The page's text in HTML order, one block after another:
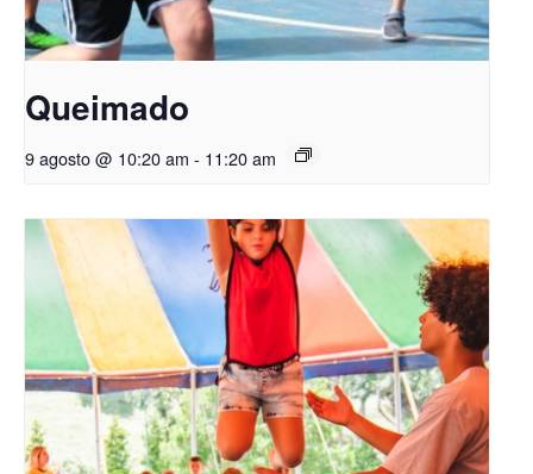
Queimado
9 agosto @ 10:20 am - 11:20 am